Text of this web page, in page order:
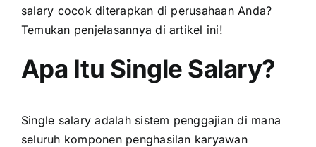
salary cocok diterapkan di perusahaan Anda?
Temukan penjelasannya di artikel ini!
Apa Itu Single Salary?
Single salary adalah sistem penggajian di mana
seluruh komponen penghasilan karyawan